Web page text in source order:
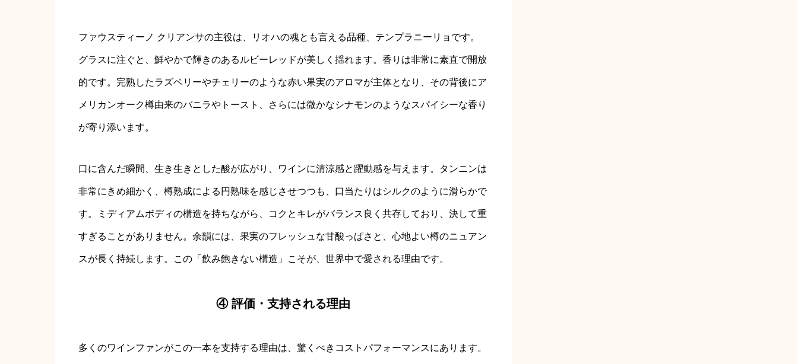
ファウスティーノ クリアンサの主役は、リオハの魂とも言える品種、テンプラニーリョです。
グラスに注ぐと、鮮やかで輝きのあるルビーレッドが美しく揺れます。香りは非常に素直で開放
的です。完熟したラズベリーやチェリーのような赤い果実のアロマが主体となり、その背後にア
メリカンオーク樽由来のバニラやトースト、さらには微かなシナモンのようなスパイシーな香り
が寄り添います。
口に含んだ瞬間、生き生きとした酸が広がり、ワインに清涼感と躍動感を与えます。タンニンは
非常にきめ細かく、樽熟成による円熟味を感じさせつつも、口当たりはシルクのように滑らかで
す。ミディアムボディの構造を持ちながら、コクとキレがバランス良く共存しており、決して重
すぎることがありません。余韻には、果実のフレッシュな甘酸っぱさと、心地よい樽のニュアン
スが長く持続します。この「飲み飽きない構造」こそが、世界中で愛される理由です。
④ 評価・支持される理由
多くのワインファンがこの一本を支持する理由は、驚くべきコストパフォーマンスにあります。